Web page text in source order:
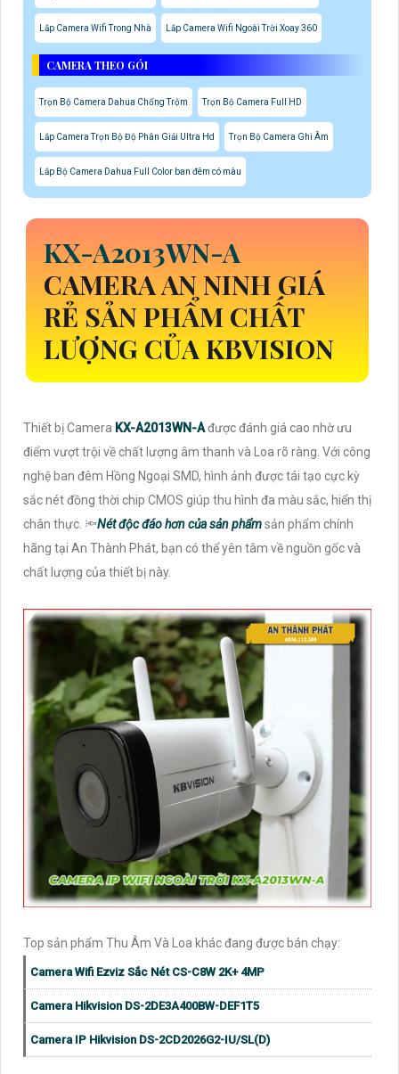
Lắp Camera Wifi Trong Nhà Lắp Camera Wifi Ngoài Trời Xoay 360
CAMERA THEO GÓI
Trọn Bộ Camera Dahua Chống Trộm Trọn Bộ Camera Full HD
Lắp Camera Trọn Bộ Độ Phân Giải Ultra Hd Trọn Bộ Camera Ghi Âm
Lắp Bộ Camera Dahua Full Color ban đêm có màu
KX-A2013WN-A
CAMERA AN NINH GIÁ
RẺ SẢN PHẨM CHẤT
LƯỢNG CỦA KBVISION
Thiết bị Camera KX-A2013WN-Ađược đánh giá cao nhờ ưu
điểm vượt trội về chất lượng âm thanh và Loa rõ ràng. Với công
nghệ ban đêm Hồng Ngoại SMD, hình ảnh được tái tạo cực kỳ
sắc nét đồng thời chip CMOS giúp thu hình đa màu sắc, hiển thị
chân thực. 🔦Nét độc đáo hơn của sản phẩmsản phẩm chính
hãng tại An Thành Phát, bạn có thể yên tâm về nguồn gốc và
chất lượng của thiết bị này.
Top sản phẩm Thu Âm Và Loa khác đang được bán chạy:
Camera Wifi Ezviz Sắc Nét CS-C8W 2K+ 4MP
Camera Hikvision DS-2DE3A400BW-DEF1T5
Camera IP Hikvision DS-2CD2026G2-IU/SL(D)